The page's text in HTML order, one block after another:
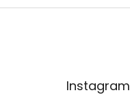
Instagram